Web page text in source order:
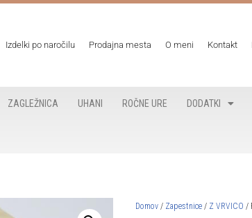
Izdelki po naročilu Prodajna mesta O meni Kontakt
ZAGLEŽNICA UHANI ROČNE URE DODATKI
Domov / Zapestnice / Z VRVICO /